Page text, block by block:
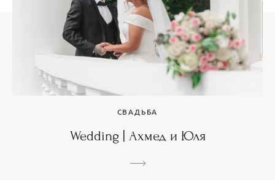
СВАДЬБА
Wedding | Ахмед и Юля